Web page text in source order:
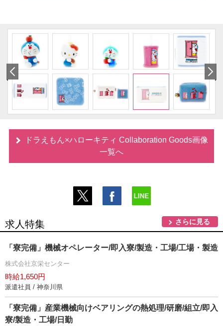
ドラえもん×ハローキティ Collaboration Goods画像
一覧へ
求人特集 さらに見る
「寮完備」機械オペレーター/即入寮/製造・工場/工場・製造
株式会社京栄センター
時給1,650円
派遣社員 / 神奈川県
「寮完備」産業機械向けベアリングの熱処理/研磨/組立/即入
寮/製造・工場/日勤